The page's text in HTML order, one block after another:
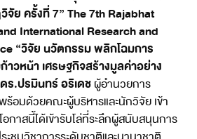
จัย ครั้งที่ 7” The 7th Rajabhat
International Research and
“วิจัย นวัตกรรม พลิกโฉมการ
วหน้า เศรษฐกิจสร้างมูลค่าอย่าง
ร.ปรมินทร์ อริเดชผู้อำนวยการ
อมด้วยคณะผู้บริหารและนักวิจัย เข้า
อกาสนี้ได้เข้ารับโล่ที่ระลึกผู้สนับสนุนการ